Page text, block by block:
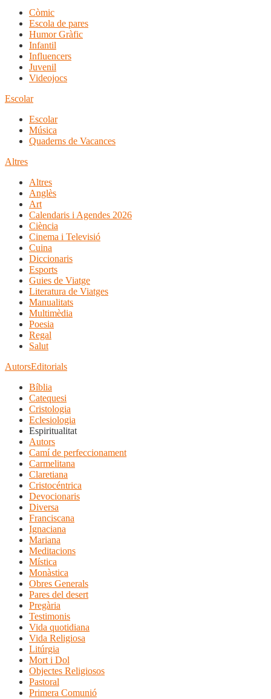
Còmic
Escola de pares
Humor Gràfic
Infantil
Influencers
Juvenil
Videojocs
Escolar
Escolar
Música
Quaderns de Vacances
Altres
Altres
Anglès
Art
Calendaris i Agendes 2026
Ciència
Cinema i Televisió
Cuina
Diccionaris
Esports
Guies de Viatge
Literatura de Viatges
Manualitats
Multimèdia
Poesia
Regal
Salut
AutorsEditorials
Bíblia
Catequesi
Cristologia
Eclesiologia
Espiritualitat
Autors
Camí de perfeccionament
Carmelitana
Claretiana
Cristocéntrica
Devocionaris
Diversa
Franciscana
Ignaciana
Mariana
Meditacions
Mística
Monàstica
Obres Generals
Pares del desert
Pregària
Testimonis
Vida quotidiana
Vida Religiosa
Litúrgia
Mort i Dol
Objectes Religiosos
Pastoral
Primera Comunió